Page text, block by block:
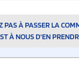
PAS À PASSER LA
À NOUS D'EN